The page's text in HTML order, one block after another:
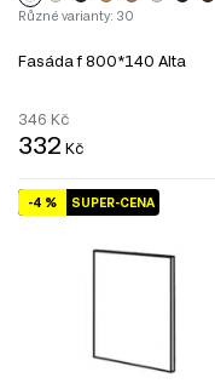
Různé varianty: 30
Fasáda f 800*140 Alta
346 Kč
332 Kč
SUPER-CENA
-4 %